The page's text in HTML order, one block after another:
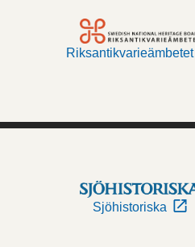
Riksantikvarieämbetet
Sjöhistoriska